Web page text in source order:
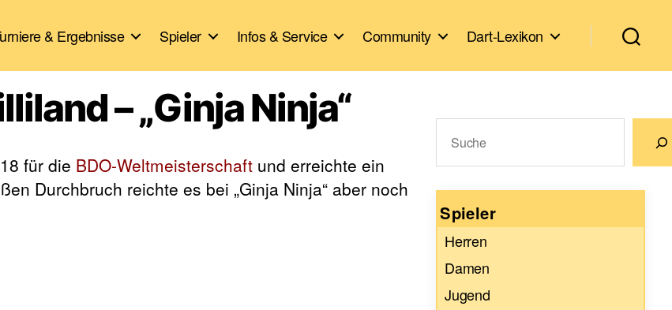
& Ergebnisse Spieler Infos & Service Community Dart-Lexikon
– „Ginja Ninja“
für die BDO-Weltmeisterschaft und erreichte ein
Durchbruch reichte es bei „Ginja Ninja“ aber noch
Spieler
Herren
Damen
Jugend